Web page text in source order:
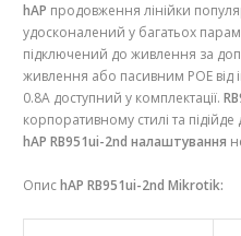
hAP продовження лінійки
удосконалений у багатьох
підключений до живлення за
живлення або пасивним POE від
0.8А доступний у комплектації.
корпоративному стилі та
hAP RB951ui-2nd налаштування
ОписhAP RB951ui-2nd Mikrotik: